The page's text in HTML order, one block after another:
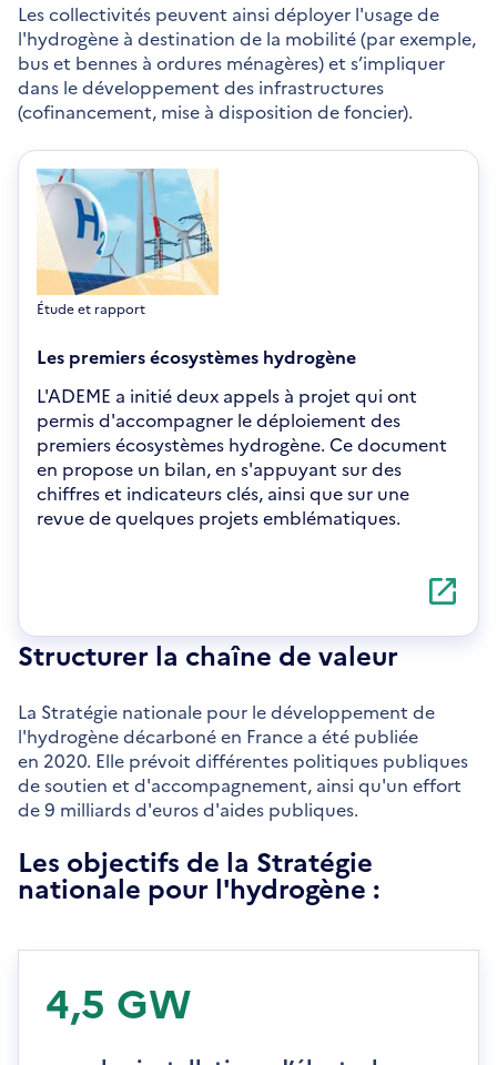
Les collectivités peuvent ainsi déployer l'usage de
l'hydrogène à destination de la mobilité (par exemple,
bus et bennes à ordures ménagères) et s’impliquer
dans le développement des infrastructures
(cofinancement, mise à disposition de foncier).
Étude et rapport
Les premiers écosystèmes hydrogène
L'ADEME a initié deux appels à projet qui ont
permis d'accompagner le déploiement des
premiers écosystèmes hydrogène. Ce document
en propose un bilan, en s'appuyant sur des
chiffres et indicateurs clés, ainsi que sur une
revue de quelques projets emblématiques.
nouvelle
fenêtre
Structurer la chaîne de valeur
La Stratégie nationale pour le développement de
l'hydrogène décarboné en France a été publiée
en 2020. Elle prévoit différentes politiques publiques
de soutien et d'accompagnement, ainsi qu'un effort
de 9 milliards d'euros d'aides publiques.
Les objectifs de la Stratégie
nationale pour l'hydrogène :
4,5 GW